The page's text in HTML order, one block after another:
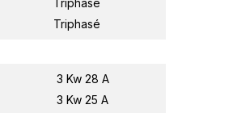
Triphasé
Triphasé
3 Kw 28 A
3 Kw 25 A